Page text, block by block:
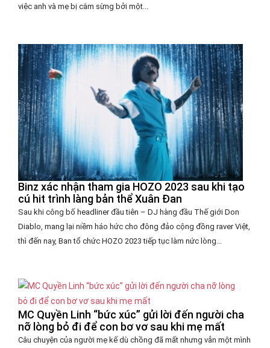
việc anh và mẹ bị cắm sừng bởi một...
Binz xác nhận tham gia HOZO 2023 sau khi tạo
cú hit trình làng bản thể Xuân Đan
Sau khi công bố headliner đầu tiên – DJ hàng đầu Thế giới Don
Diablo, mang lại niềm háo hức cho đông đảo cộng đồng raver Việt,
thì đến nay, Ban tổ chức HOZO 2023 tiếp tục làm nức lòng...
MC Quyền Linh “bức xúc” gửi lời đến người cha
nỡ lòng bỏ đi để con bơ vơ sau khi mẹ mất
Câu chuyện của người mẹ kế dù chồng đã mất nhưng vẫn một mình